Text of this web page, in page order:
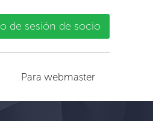
de sesión de socio
Para webmaster